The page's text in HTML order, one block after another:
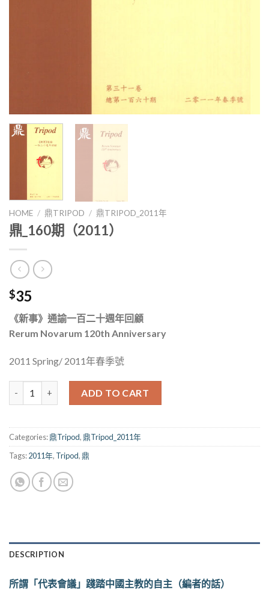
HOME / 鼎TRIPOD / 鼎TRIPOD_2011年
鼎_160期（2011）
$35
《新事》通諭一百二十週年回顧
Rerum Novarum 120th Anniversary
2011 Spring/ 2011年春季號
ADD TO CART
Categories:鼎Tripod,鼎Tripod_2011年
Tags:2011年, Tripod,鼎
DESCRIPTION
所謂「代表會議」踐踏中國主教的自主（編者的話）